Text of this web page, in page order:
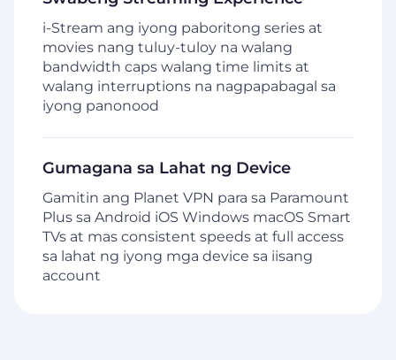
i-Stream ang iyong paboritong series at
movies nang tuluy-tuloy na walang
bandwidth caps walang time limits at
walang interruptions na nagpapabagal sa
iyong panonood
Gumagana sa Lahat ng Device
Gamitin ang Planet VPN para sa Paramount
Plus sa Android iOS Windows macOS Smart
TVs at mas consistent speeds at full access
sa lahat ng iyong mga device sa iisang
account